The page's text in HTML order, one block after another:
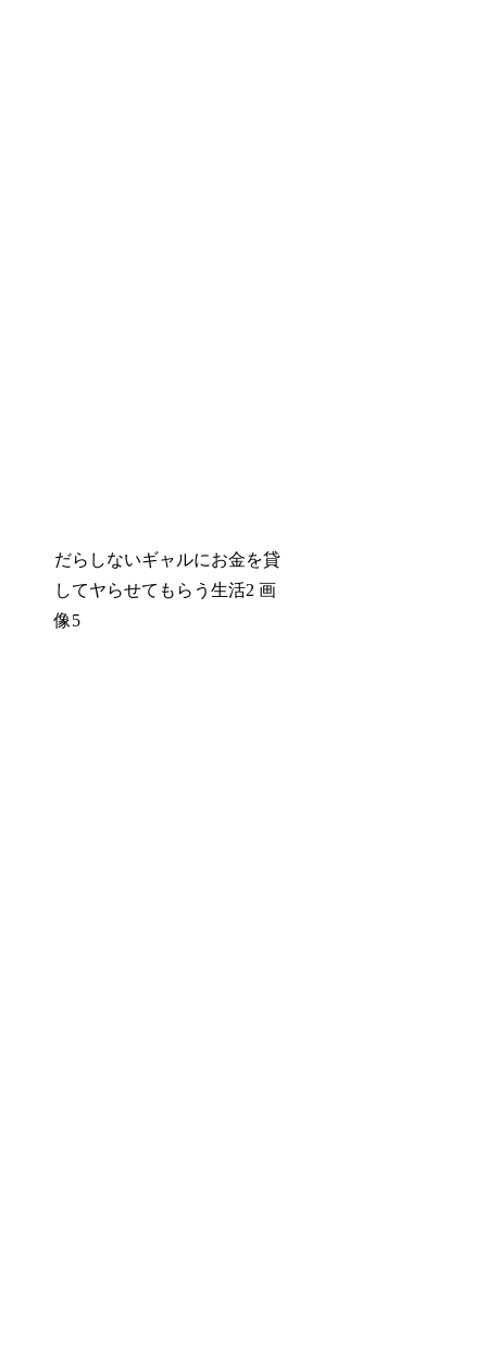
だらしないギャルにお金を貸
してヤらせてもらう生活2 画
像5